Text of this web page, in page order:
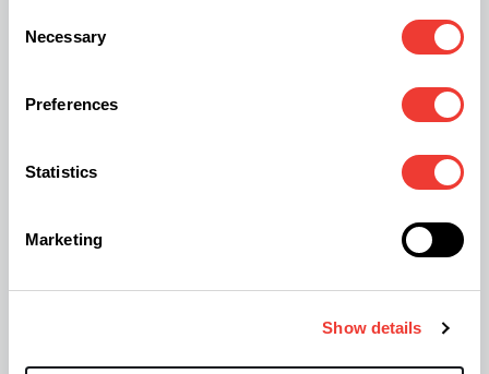
Selection
Necessary
Preferences
Statistics
Marketing
Show details
La empresa Miquel y Costas cuenta con más de
en su sector y en la
actualidad su marca Smoking Paper, que cumple
100 años en 2024, es reconocida
internacionalmente. Comercializa papeles para
tabaco de liar, filtros y tubos en diferentes